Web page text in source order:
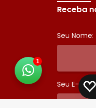
Receba
Seu Nome:
Seu E-mail:
1